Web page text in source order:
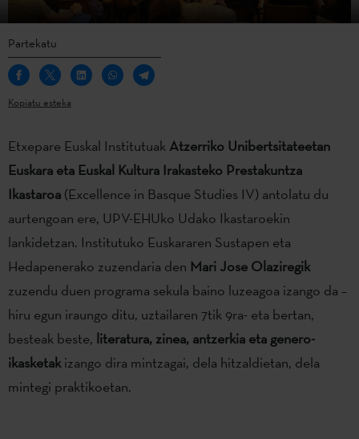
Partekatu
Kopiatu esteka
Etxepare Euskal Institutuak Atzerriko Unibertsitateetan
Euskara eta Euskal Kultura Irakasteko Prestakuntza
Ikastaroa (Excellence in Basque Studies IV) antolatu du
aurtengoan ere, UPV-EHUko Udako Ikastaroekin
lankidetzan. Institutuko Euskararen Sustapen eta
Hedapenerako zuzendaria den Mari Jose Olaziregik
zuzendu duen programa sekula baino luzeagoa izango da –
hiru egun iraungo ditu, uztailaren 7tik 9ra- eta bertan,
besteak beste, literatura, zinea, antzerkia eta genero-
ikasketakizango dira mintzagai, dela hitzaldietan, dela
mintegi praktikoetan.